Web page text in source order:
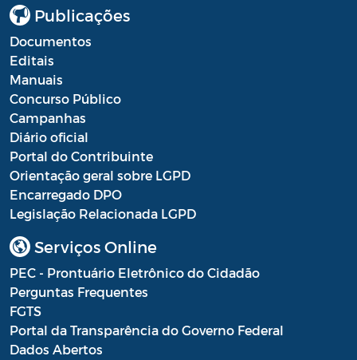
farmácias públicas
Saúde - Fila de espera por consultas
Saúde - Instrumentos de Gestão do SUS
Saúde - Plano Municipal de Saúde
Saúde - Prestação de Contas
Saúde - Processo Seletivo de Agente
Comunitário de Saúde e Agente de
Medicamentos Essenciais
Saúde - Termo de opção para enfermeiros
Publicações
Documentos
Editais
Manuais
Concurso Público
Campanhas
Diário oficial
Portal do Contribuinte
Orientação geral sobre LGPD
Encarregado DPO
Legislação Relacionada LGPD
Serviços Online
PEC - Prontuário Eletrônico do Cidadão
Perguntas Frequentes
FGTS
Portal da Transparência do Governo Federal
Dados Abertos